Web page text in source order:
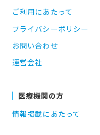
ご利用にあたって
プライバシーポリシー
お問い合わせ
運営会社
医療機関の方
情報掲載にあたって